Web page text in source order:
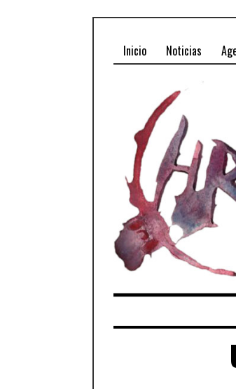
Inicio Noticias